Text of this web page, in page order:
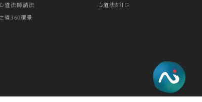
道法師請法
道360環景
心道法師IG